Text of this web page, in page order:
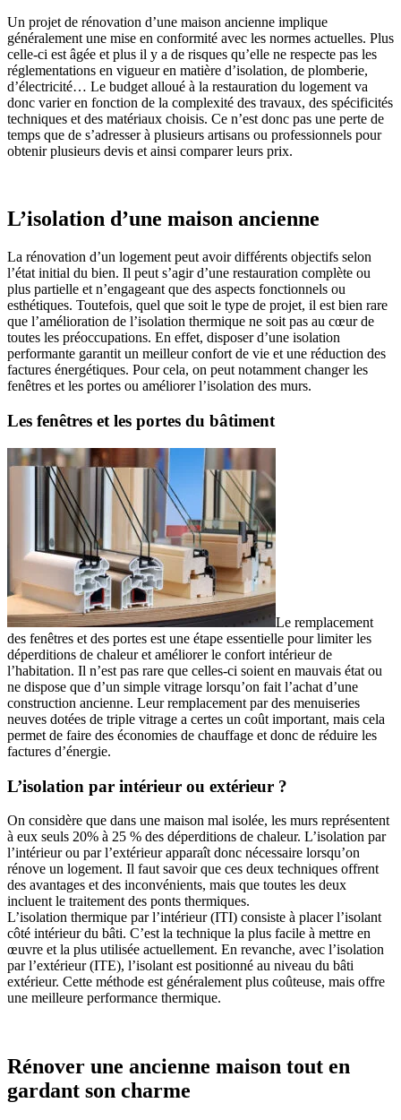
Un projet de rénovation d’une maison ancienne implique
généralement une mise en conformité avec les normes actuelles. Plus
celle-ci est âgée et plus il y a de risques qu’elle ne respecte pas les
réglementations en vigueur en matière d’isolation, de plomberie,
d’électricité… Le budget alloué à la restauration du logement va
donc varier en fonction de la complexité des travaux, des spécificités
techniques et des matériaux choisis. Ce n’est donc pas une perte de
temps que de s’adresser à plusieurs artisans ou professionnels pour
obtenir plusieurs devis et ainsi comparer leurs prix.
L’isolation d’une maison ancienne
La rénovation d’un logement peut avoir différents objectifs selon
l’état initial du bien. Il peut s’agir d’une restauration complète ou
plus partielle et n’engageant que des aspects fonctionnels ou
esthétiques. Toutefois, quel que soit le type de projet, il est bien rare
que l’amélioration de l’isolation thermique ne soit pas au cœur de
toutes les préoccupations. En effet, disposer d’une isolation
performante garantit un meilleur confort de vie et une réduction des
factures énergétiques. Pour cela, on peut notamment changer les
fenêtres et les portes ou améliorer l’isolation des murs.
Les fenêtres et les portes du bâtiment
Le remplacement
des fenêtres et des portes est une étape essentielle pour limiter les
déperditions de chaleur et améliorer le confort intérieur de
l’habitation. Il n’est pas rare que celles-ci soient en mauvais état ou
ne dispose que d’un simple vitrage lorsqu’on fait l’achat d’une
construction ancienne. Leur remplacement par des menuiseries
neuves dotées de triple vitrage a certes un coût important, mais cela
permet de faire des économies de chauffage et donc de réduire les
factures d’énergie.
L’isolation par intérieur ou extérieur ?
On considère que dans une maison mal isolée, les murs représentent
à eux seuls 20% à 25 % des déperditions de chaleur. L’isolation par
l’intérieur ou par l’extérieur apparaît donc nécessaire lorsqu’on
rénove un logement. Il faut savoir que ces deux techniques offrent
des avantages et des inconvénients, mais que toutes les deux
incluent le traitement des ponts thermiques.
L’isolation thermique par l’intérieur (ITI) consiste à placer l’isolant
côté intérieur du bâti. C’est la technique la plus facile à mettre en
œuvre et la plus utilisée actuellement. En revanche, avec l’isolation
par l’extérieur (ITE), l’isolant est positionné au niveau du bâti
extérieur. Cette méthode est généralement plus coûteuse, mais offre
une meilleure performance thermique.
Rénover une ancienne maison tout en
gardant son charme